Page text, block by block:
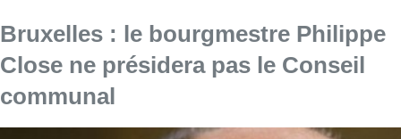
Bruxelles : le bourgmestre Philippe
Close ne présidera pas le Conseil
communal